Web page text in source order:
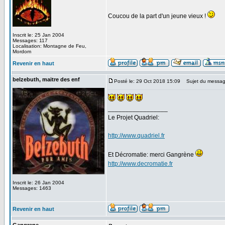
Inscrit le: 25 Jan 2004
Messages: 117
Localisation: Montagne de Feu,
Mordom
Coucou de la part d'un jeune vieux !
Revenir en haut
belzebuth, maitre des enf
Inscrit le: 26 Jan 2004
Messages: 1463
Posté le: 29 Oct 2018 15:09 Sujet du
Le Projet Quadriel:
http://www.quadriel.fr
Et Décromatie: merci Gangrène
http://www.decromatie.fr
Revenir en haut